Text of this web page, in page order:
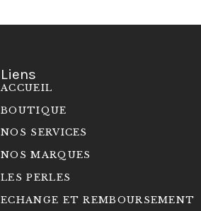
Liens
ACCUEIL
BOUTIQUE
NOS SERVICES
NOS MARQUES
LES PERLES
ECHANGE ET REMBOURSEMENT